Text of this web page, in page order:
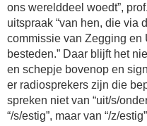
ons werelddeel woedt”,
uitspraak “van hen, die via
commissie van Zegging en
besteden.” Daar blijft het
en schepje bovenop en
er radiosprekers zijn die
spreken niet van “uit/s/
“/s/estig”, maar van “/z/